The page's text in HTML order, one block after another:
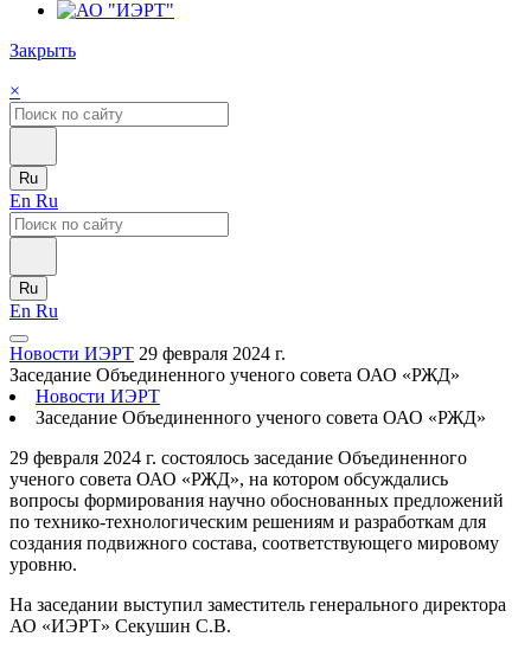
Закрыть
×
Ru
En Ru
Ru
En Ru
Новости ИЭРТ 29 февраля 2024 г.
Заседание Объединенного ученого совета ОАО «РЖД»
Новости ИЭРТ
Заседание Объединенного ученого совета ОАО «РЖД»
29 февраля 2024 г. состоялось заседание Объединенного
ученого совета ОАО «РЖД», на котором обсуждались
вопросы формирования научно обоснованных предложений
по технико-технологическим решениям и разработкам для
создания подвижного состава, соответствующего мировому
уровню.
На заседании выступил заместитель генерального директора
АО «ИЭРТ» Секушин С.В.